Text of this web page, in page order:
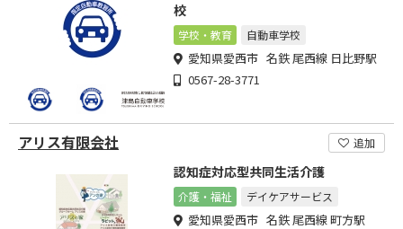
校
学校・教育 自動車学校
愛知県愛西市 名鉄 尾西線 日比野駅
0567-28-3771
アリス有限会社 追加
認知症対応型共同生活介護
介護・福祉 デイケアサービス
愛知県愛西市 名鉄 尾西線 町方駅